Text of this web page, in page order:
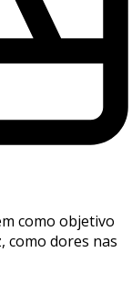
como objetivo
como dores nas